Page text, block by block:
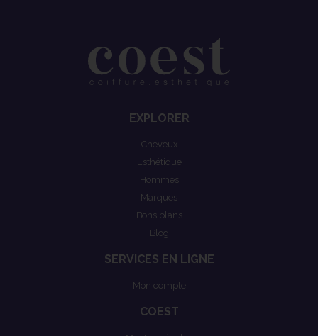
EXPLORER
Cheveux
Esthétique
Hommes
Marques
Bons plans
Blog
SERVICES EN LIGNE
Mon compte
COEST